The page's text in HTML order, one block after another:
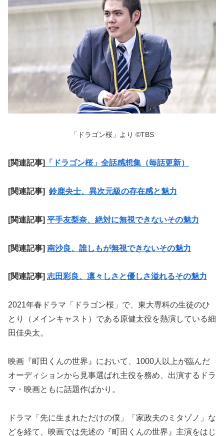
「ドラゴン桜」より ©TBS
[関連記事] 「ドラゴン桜」全話感想集（毎話更新）
[関連記事] 鈴鹿央士、異次元級の存在感と魅力
[関連記事] 平手友梨奈、絶対に無視できないその魅力
[関連記事] 南沙良、誰しもが無視できないその魅力
[関連記事] 志田彩良、凛々しさと優しさ溢れるその魅力
2021年春ドラマ「ドラゴン桜」で、東大専科の生徒のひ
とり（メインキャスト）である原健太役を熱演している細
田佳央太。
映画『町田くんの世界』において、1000人以上が臨んだ
オーディションから見事選ばれ主役を務め、出演するドラ
マ・映画ともに話題作ばかり。
ドラマ「先に生まれただけの僕」「家政夫のミタゾノ」な
どを経て、映画では先述の『町田くんの世界』主演をはじ